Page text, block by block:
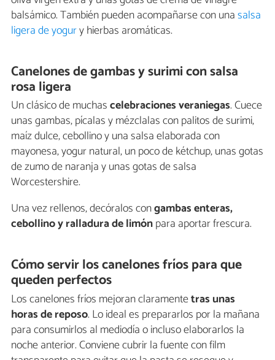
balsámico. También pueden acompañarse con unasalsa
ligera de yogury hierbas aromáticas.
Canelones de gambas y surimi con salsa
rosa ligera
Un clásico de muchascelebraciones veraniegas. Cuece
unas gambas, pícalas y mézclalas con palitos de surimi,
maíz dulce, cebollino y una salsa elaborada con
mayonesa, yogur natural, un poco de kétchup, unas gotas
de zumo de naranja y unas gotas de salsa
Worcestershire.
Una vez rellenos, decóralos congambas enteras,
cebollino y ralladura de limónpara aportar frescura.
Cómo servir los canelones fríos para que
queden perfectos
Los canelones fríos mejoran claramentetras unas
horas de reposo. Lo ideal es prepararlos por la mañana
para consumirlos al mediodía o incluso elaborarlos la
noche anterior. Conviene cubrir la fuente con film